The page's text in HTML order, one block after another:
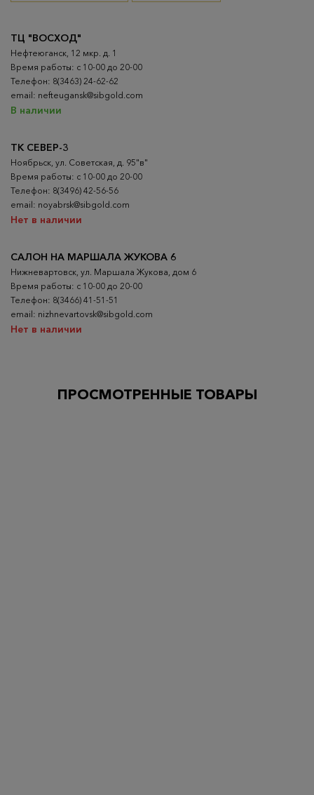
ТК СЕВЕР-3
Ноябрьск, ул. Советская, д. 95"в"
Время работы: с 10-00 до 20-00
Телефон: 8(3496) 42-56-56
email: noyabrsk@sibgold.com
Нет в наличии
ТЦ "ВОСХОД"
Нефтеюганск, 12 мкр. д. 1
Время работы: с 10-00 до 20-00
Телефон: 8(3463) 24-62-62
email: nefteugansk@sibgold.com
В наличии
САЛОН НА МАРШАЛА ЖУКОВА 6
Нижневартовск, ул. Маршала Жукова, дом 6
Время работы: с 10-00 до 20-00
Телефон: 8(3466) 41-51-51
email: nizhnevartovsk@sibgold.com
Нет в наличии
ПРОСМОТРЕННЫЕ ТОВАРЫ